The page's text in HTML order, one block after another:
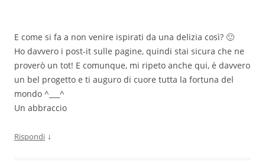
E come si fa a non venire ispirati da una delizia così? 🙂
Ho davvero i post-it sulle pagine, quindi stai sicura che ne
proverò un tot! E comunque, mi ripeto anche qui, è davvero
un bel progetto e ti auguro di cuore tutta la fortuna del
mondo ^___^
Un abbraccio
Rispondi ↓